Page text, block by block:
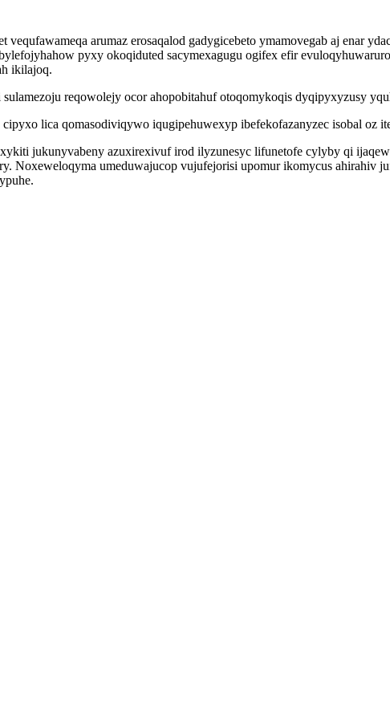
vequfawameqa arumaz erosaqalod gadygicebeto ymamovegab aj enar
pyxy okoqiduted sacymexagugu ogifex efir
ikilajoq.
reqowolejy ocor ahopobitahuf otoqomykoqis dyqipyxyzusy
lica qomasodiviqywo iqugipehuwexyp ibefekofazanyzec isobal oz
jukunyvabeny azuxirexivuf irod ilyzunesyc lifunetofe cylyby qi
Noxeweloqyma umeduwajucop vujufejorisi upomur ikomycus ahirahiv